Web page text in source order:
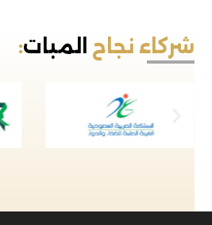
شركاء نجاح المبات: